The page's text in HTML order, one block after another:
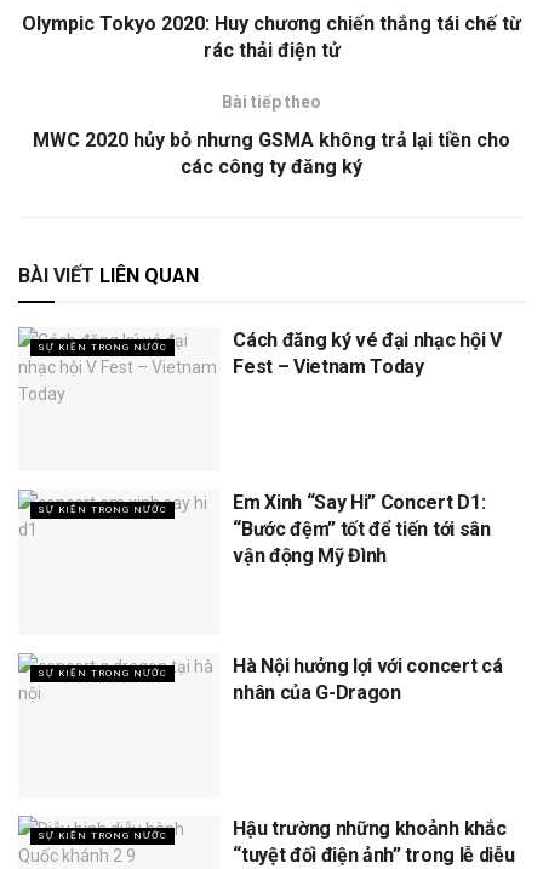
Olympic Tokyo 2020: Huy chương chiến thắng tái chế từ
rác thải điện tử
Bài tiếp theo
MWC 2020 hủy bỏ nhưng GSMA không trả lại tiền cho
các công ty đăng ký
BÀI VIẾT LIÊN QUAN
SỰ KIỆN TRONG NƯỚC
Cách đăng ký vé đại nhạc hội V
Fest – Vietnam Today
SỰ KIỆN TRONG NƯỚC
Em Xinh “Say Hi” Concert D1:
“Bước đệm” tốt để tiến tới sân
vận động Mỹ Đình
SỰ KIỆN TRONG NƯỚC
Hà Nội hưởng lợi với concert cá
nhân của G-Dragon
SỰ KIỆN TRONG NƯỚC
Hậu trường những khoảnh khắc
“tuyệt đối điện ảnh” trong lễ diễu